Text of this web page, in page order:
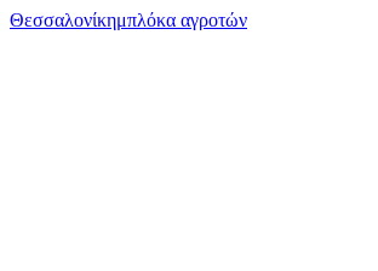
Θεσσαλονίκημπλόκα αγροτών